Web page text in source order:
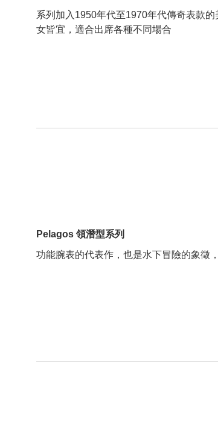
系列加入1950年代至1970年代傳奇表款
女皆宜，適合出席各種不同場合
Pelagos 領潛型系列
功能腕表的代表作，也是水下冒險的象徵